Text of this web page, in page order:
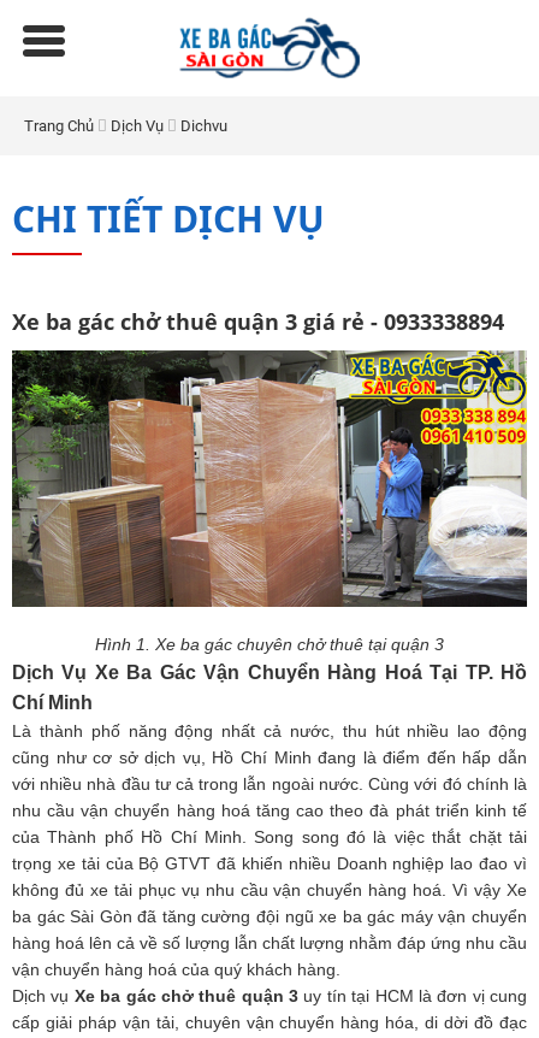
Trang Chủ Dịch Vụ Dichvu
CHI TIẾT DỊCH VỤ
Xe ba gác chở thuê quận 3 giá rẻ - 0933338894
Hình 1. Xe ba gác chuyên chở thuê tại quận 3
Dịch Vụ Xe Ba Gác Vận Chuyển Hàng Hoá Tại TP. Hồ
Chí Minh
Là thành phố năng động nhất cả nước, thu hút nhiều lao động
cũng như cơ sở dịch vụ, Hồ Chí Minh đang là điểm đến hấp dẫn
với nhiều nhà đầu tư cả trong lẫn ngoài nước. Cùng với đó chính là
nhu cầu vận chuyển hàng hoá tăng cao theo đà phát triển kinh tế
của Thành phố Hồ Chí Minh. Song song đó là việc thắt chặt tải
trọng xe tải của Bộ GTVT đã khiến nhiều Doanh nghiệp lao đao vì
không đủ xe tải phục vụ nhu cầu vận chuyển hàng hoá.Vì vậy Xe
ba gác Sài Gòn đã tăng cường đội ngũ xe ba gác máy vận chuyển
hàng hoá lên cả về số lượng lẫn chất lượng nhằm đáp ứng nhu cầu
vận chuyển hàng hoá của quý khách hàng.
Dịch vụ Xe ba gác chở thuê quận 3 uy tín tại HCM là đơn vị cung
cấp giải pháp vận tải, chuyên vận chuyển hàng hóa, di dời đồ đạc